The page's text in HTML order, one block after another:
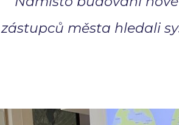
zástupců města hledali